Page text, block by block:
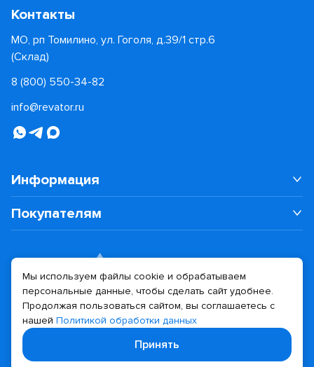
Контакты
МО, рп Томилино, ул. Гоголя, д.39/1 стр.6
(Склад)
8 (800) 550-34-82
info@revator.ru
Информация
Покупателям
Политика конфиденциальности
Дизайн сайта Разработка сайта
Мы используем файлы cookie и обрабатываем
персональные данные, чтобы сделать сайт удобнее.
Продолжая пользоваться сайтом, вы соглашаетесь с
нашей Политикой обработки данных
Принять